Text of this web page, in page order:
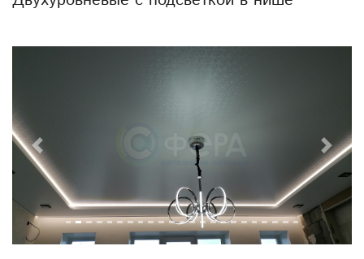
Previous Next